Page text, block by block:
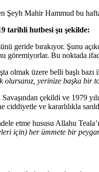
Şeyh Mahir Hammud bu
tarihli hutbesi şu şekilde:
geride bırakıyor. Şunu
göremiyorlar. Bu noktada
olmak üzere belli başlı
olursanız, yerinize başka
Savaşından çekildi ve 1979
ciddiyetle ve kararlılıkla
etme hususu Allahu
için) her ümmete bir